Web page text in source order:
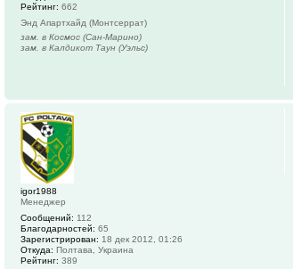
Рейтинг: 662
Энд Апартхайд (Монтсеррат)
зам. в Космос (Сан-Марино)
зам. в Калдикот Таун (Уэльс)
igor1988
Менеджер
Сообщений: 112
Благодарностей: 65
Зарегистрирован: 18 дек 2012, 01:26
Откуда: Полтава, Украина
Рейтинг: 389